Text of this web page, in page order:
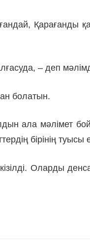
Қарағанды
– деп
болатын.
ала мәлімет
бірінің туысы
Оларды